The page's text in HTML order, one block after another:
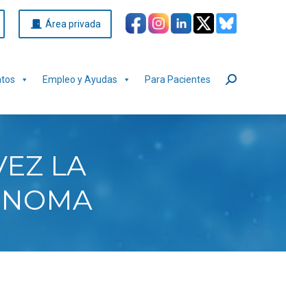
Área privada
Empleo y Ayudas Para Pacientes Buscar:
LA